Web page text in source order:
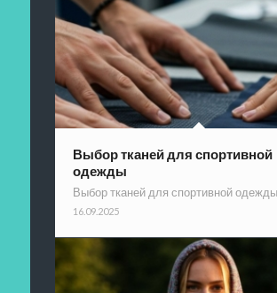
Выбор тканей для спортивной
одежды
Выбор тканей для спортивной
16.09.2025